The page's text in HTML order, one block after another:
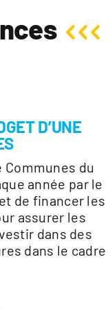
D’UNE
Communes du
année par le
de financer les
assurer les
dans des
dans le cadre